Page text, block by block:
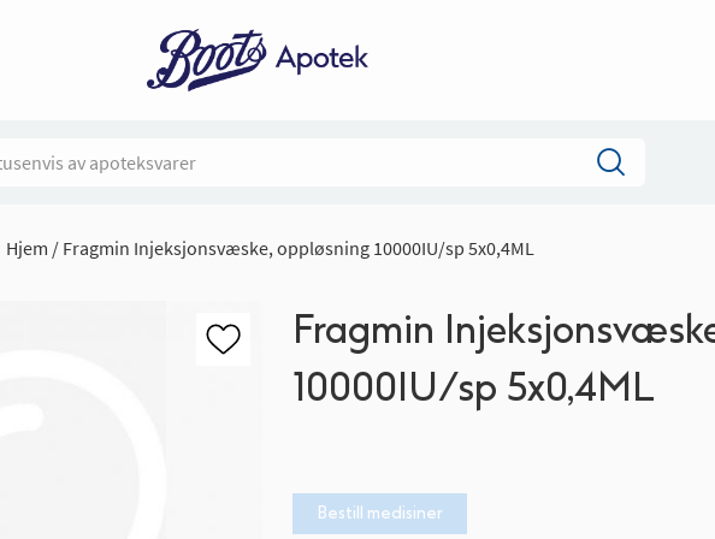
Hjem Fragmin Injeksjonsvæske, oppløsning 10000IU/sp 5x0,4ML
Fragmin
10000IU/sp 5x0,4ML
Bestill medisiner